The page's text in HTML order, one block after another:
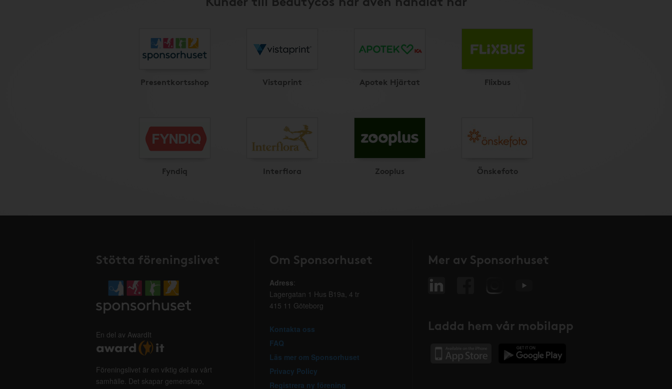
Presentkortsshop Vistaprint Apotek Hjärtat Flixbus
Fyndiq Interflora Zooplus Önskefoto
Stötta föreningslivet
En del av AwardIt
Föreningslivet är en viktig del av vårt
samhälle. Det skapar gemenskap,
Om Sponsorhuset
Adress:
Lagergatan 1 Hus B19a, 4 tr
415 11 Göteborg
Kontakta oss
FAQ
Läs mer om Sponsorhuset
Privacy Policy
Registrera ny förening
Mer av Sponsorhuset
Ladda hem vår mobilapp